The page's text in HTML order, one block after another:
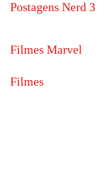
Postagens Nerd 3
Filmes Marvel
Filmes